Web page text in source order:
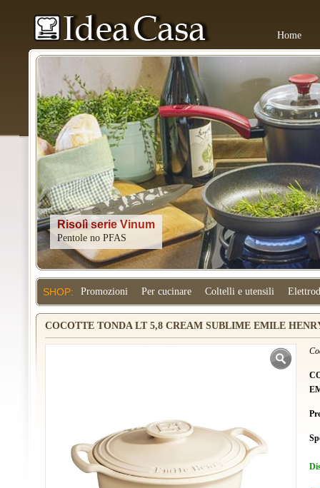
Home
Kitchenaid
SHOP: Promozioni Per cucinare Coltelli e utensili
COCOTTE TONDA LT 5,8 CREAM SUBLIME EMILE